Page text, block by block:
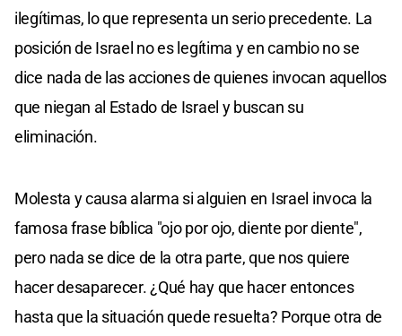
ilegítimas, lo que representa un serio precedente. La
posición de Israel no es legítima y en cambio no se
dice nada de las acciones de quienes invocan aquellos
que niegan al Estado de Israel y buscan su
eliminación.
Molesta y causa alarma si alguien en Israel invoca la
famosa frase bíblica "ojo por ojo, diente por diente",
pero nada se dice de la otra parte, que nos quiere
hacer desaparecer. ¿Qué hay que hacer entonces
hasta que la situación quede resuelta? Porque otra de